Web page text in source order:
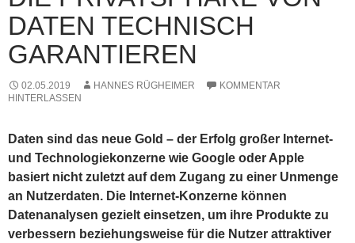
DATEN TECHNISCH
GARANTIEREN
02.05.2019 HANNES RÜGHEIMER
KOMMENTAR
HINTERLASSEN
Daten sind das neue Gold – der Erfolg großer Internet-
und Technologiekonzerne wie Google oder Apple
basiert nicht zuletzt auf dem Zugang zu einer Unmenge
an Nutzerdaten. Die Internet-Konzerne können
Datenanalysen gezielt einsetzen, um ihre Produkte zu
verbessern beziehungsweise für die Nutzer attraktiver